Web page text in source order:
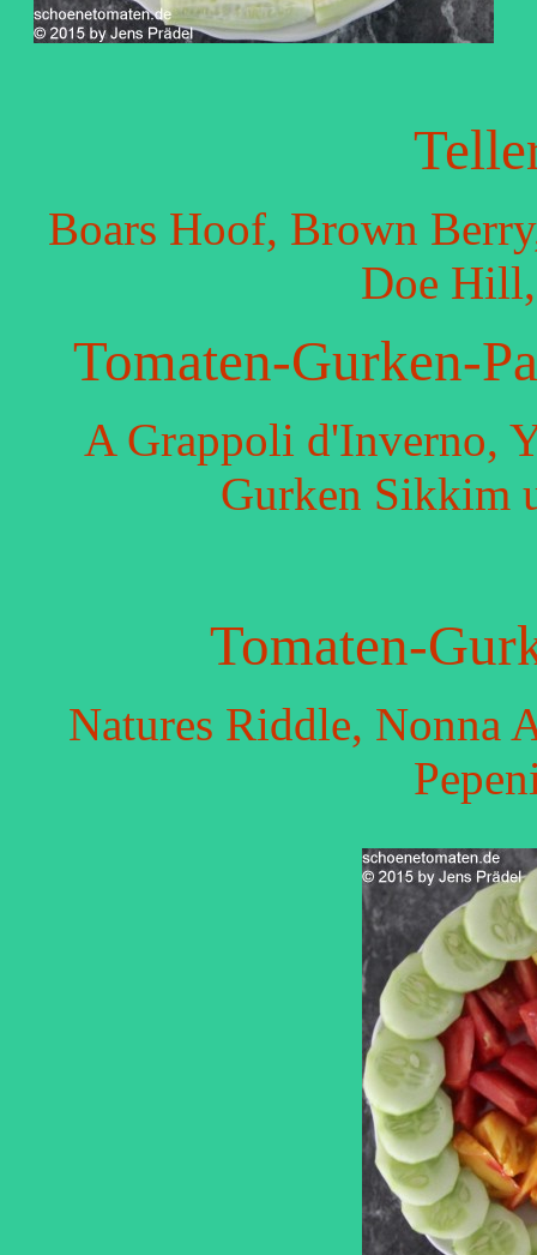
Boars Hoof, Brown
Doe
Tomaten-Gurken-
A Grappoli d'Inverno,
Gurken Sikkim
Tomaten-
Natures Riddle, Nonna